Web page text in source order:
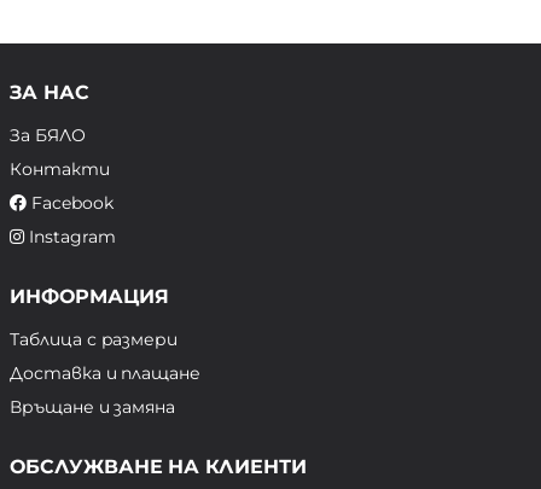
ЗА НАС
За БЯЛО
Контакти
Facebook
Instagram
ИНФОРМАЦИЯ
Таблица с размери
Доставка и плащане
Връщане и замяна
ОБСЛУЖВАНЕ НА КЛИЕНТИ